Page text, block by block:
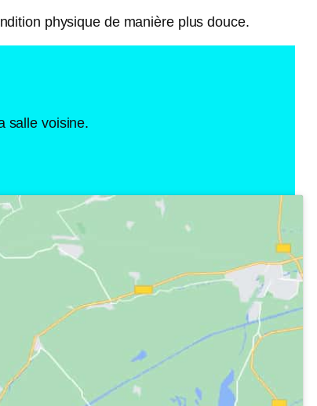
physique de manière plus douce.
salle voisine.